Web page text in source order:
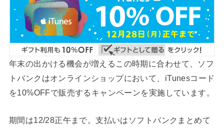
年末の出かける機会が増えるこの時期に合わせて、ソフ
トバンクはオンラインショップにおいて、iTunesコード
を10%OFFで販売するキャンペーンを実施しています。
期間は12/28正午まで。支払いはソフトバンクまとめて